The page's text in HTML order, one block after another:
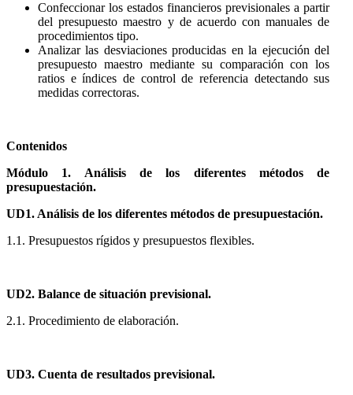
Confeccionar los estados financieros previsionales a partir
del presupuesto maestro y de acuerdo con manuales de
procedimientos tipo.
Analizar las desviaciones producidas en la ejecución del
presupuesto maestro mediante su comparación con los
ratios e índices de control de referencia detectando sus
medidas correctoras.
Contenidos
Módulo 1. Análisis de los diferentes métodos de
presupuestación.
UD1. Análisis de los diferentes métodos de presupuestación.
1.1. Presupuestos rígidos y presupuestos flexibles.
UD2. Balance de situación previsional.
2.1. Procedimiento de elaboración.
UD3. Cuenta de resultados previsional.